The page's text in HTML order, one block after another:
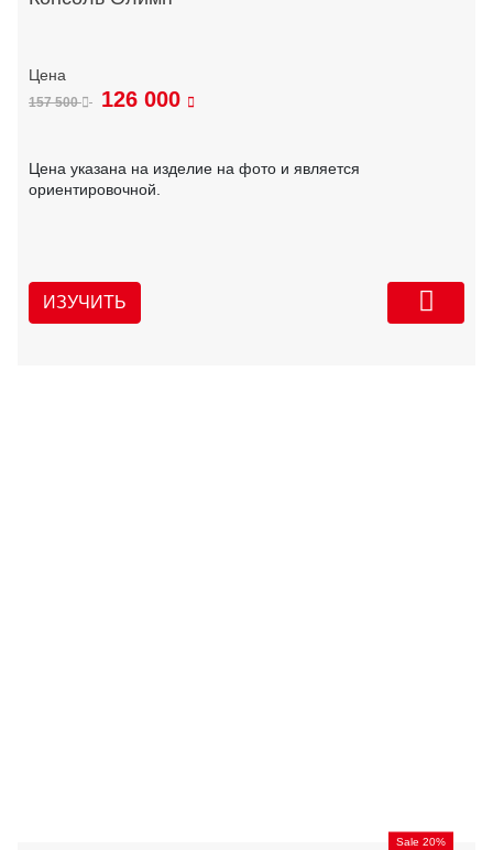
157 500 126 000
Цена указана на изделие на фото и является
ориентировочной.
ИЗУЧИТЬ
Sale 20%